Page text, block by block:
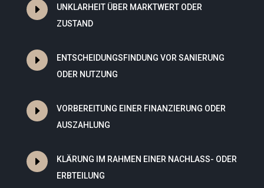
E
UNKLARHEIT ÜBER MARKTWERT ODER
ZUSTAND
E
ENTSCHEIDUNGSFINDUNG VOR SANIERUNG
ODER NUTZUNG
E
VORBEREITUNG EINER FINANZIERUNG ODER
AUSZAHLUNG
E
KLÄRUNG IM RAHMEN EINER NACHLASS- ODER
ERBTEILUNG